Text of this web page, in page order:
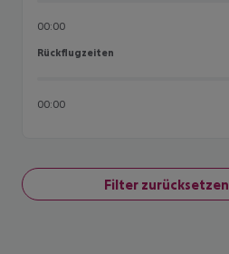
00:00
Rückflugzeiten
Rückflugzeiten
00:00
Filter zurücksetzen